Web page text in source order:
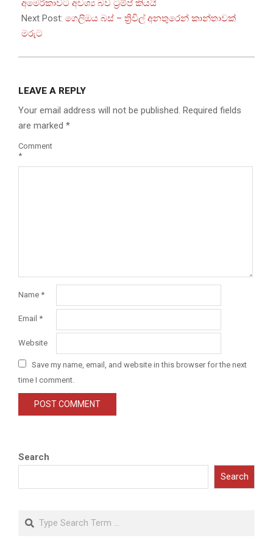
12
අමෙරිකාවට අවශ්‍ය බව ට්‍රම්ප් කියයි
Next Post: ගෙලිඔය බස් – ත්‍රිවිල් අනතුරෙන් කාන්තාවක්
මරුට
LEAVE A REPLY
Your email address will not be published. Required fields
are marked *
Comment
*
Name *
Email *
Website
Save my name, email, and website in this browser for the next
time I comment.
Search
Search
Search